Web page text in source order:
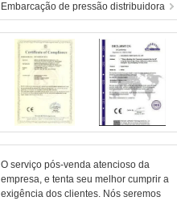
Embarcação de pressão distribuidora
O serviço pós-venda atencioso da
empresa, e tenta seu melhor cumprir a
exigência dos clientes. Nós seremos